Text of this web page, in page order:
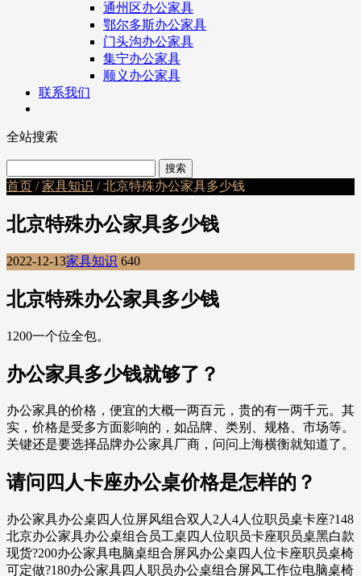
通州区办公家具
鄂尔多斯办公家具
门头沟办公家具
集宁办公家具
顺义办公家具
联系我们
全站搜索
首页 /家具知识 / 北京特殊办公家具多少钱
北京特殊办公家具多少钱
2022-12-13家具知识 640
北京特殊办公家具多少钱
1200一个位全包。
办公家具多少钱就够了？
办公家具的价格，便宜的大概一两百元，贵的有一两千元。其
实，价格是受多方面影响的，如品牌、类别、规格、市场等。
关键还是要选择品牌办公家具厂商，问问上海横衡就知道了。
请问四人卡座办公桌价格是怎样的？
办公家具办公桌四人位屏风组合双人2人4人位职员桌卡座?148
北京办公家具办公桌组合员工桌四人位职员卡座职员桌黑白款
现货?200办公家具电脑桌组合屏风办公桌四人位卡座职员桌椅
可定做?180办公家具四人职员办公桌组合屏风工作位电脑桌椅